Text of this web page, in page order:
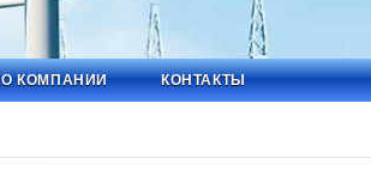
О КОМПАНИИ КОНТАКТЫ